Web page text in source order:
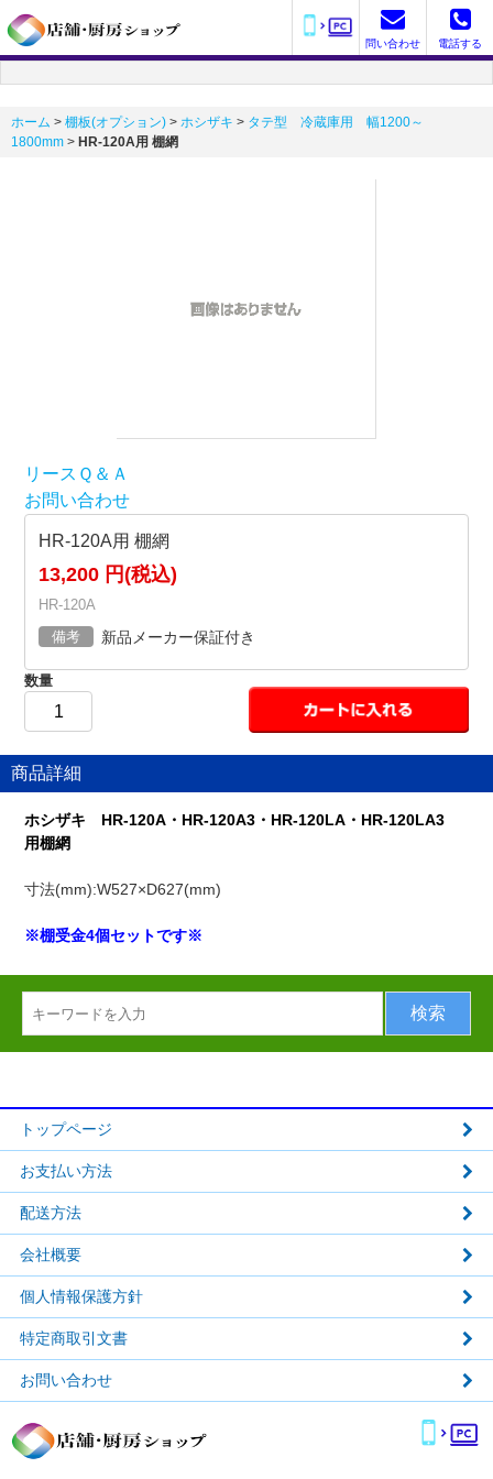
電話する
問い合わせ
ホーム > 棚板(オプション) > ホシザキ > タテ型 冷蔵庫用 幅1200～
1800mm > HR-120A用 棚網
リースＱ＆Ａ
お問い合わせ
HR-120A用 棚網
13,200 円(税込)
HR-120A
備考
新品メーカー保証付き
数量
商品詳細
ホシザキ HR-120A・HR-120A3・HR-120LA・HR-120LA3
用棚網
寸法(mm):W527×D627(mm)
※棚受金4個セットです※
トップページ
お支払い方法
配送方法
会社概要
個人情報保護方針
特定商取引文書
お問い合わせ